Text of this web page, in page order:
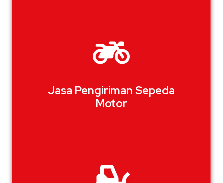
Jasa Pengiriman Sepeda
Motor